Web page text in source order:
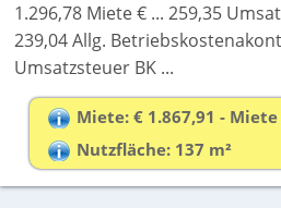
1.296,78 Miete € ... 259,35
239,04 Allg.
Umsatzsteuer BK ...
Miete: € 1.867,91 -
Nutzfläche: 137 m²